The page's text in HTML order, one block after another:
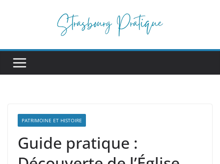
PATRIMOINE ET HISTOIRE
Guide pratique :